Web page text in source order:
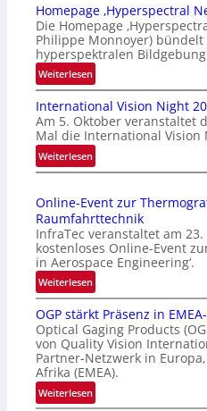
Homepage ‚Hyperspectral
Die Homepage
Philippe Monnoyer)
hyperspektralen
Weiterlesen:
H
o
m
e
p
a
e
‚
H
y
p
e
r
s
p
e
c
t
International Vision Night
Am 5. Oktober veranstaltet
Mal die International Vision
Weiterlesen:
I
t
e
r
n
a
t
o
n
a
l
V
Online-Event zur
Raumfahrttechnik
InfraTec veranstaltet am
kostenloses Online-Event
in Aerospace Engineering‘.
Weiterlesen:
O
n
l
i
n
e
-
OGP stärkt Präsenz in
Optical Gaging Products
von Quality Vision
Partner-Netzwerk in
Afrika (EMEA).
Weiterlesen: